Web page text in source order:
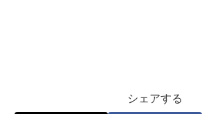
シェアする